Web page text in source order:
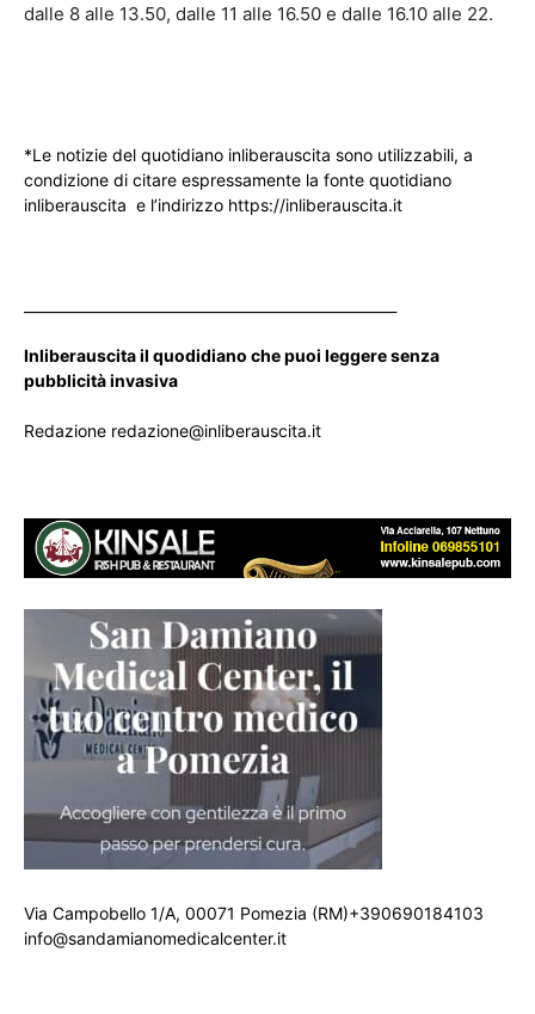
dalle 8 alle 13.50, dalle 11 alle 16.50 e dalle 16.10 alle 22.
*Le notizie del quotidiano inliberauscita sono utilizzabili, a
condizione di citare espressamente la fonte quotidiano
inliberauscita e l’indirizzo https://inliberauscita.it
Inliberauscita il quodidiano che puoi leggere senza
pubblicità invasiva
Redazione redazione@inliberauscita.it
Via Campobello 1/A, 00071 Pomezia (RM)+390690184103
info@sandamianomedicalcenter.it